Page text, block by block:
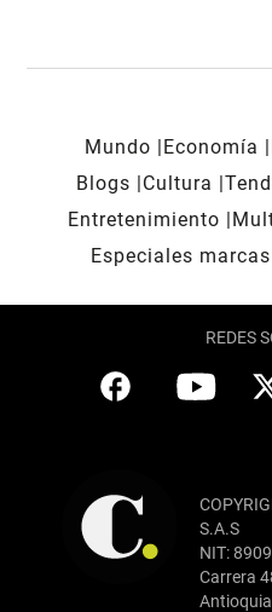
Mundo Economía
Blogs
Cultura
Entretenimiento
Especiales
REDES
S.A.S
NIT:
Carrera